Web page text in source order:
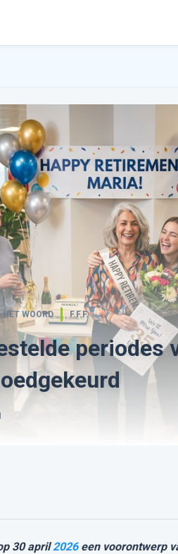
HET WOORD F.F.F.
periodes
30 april2026een voorontwerp